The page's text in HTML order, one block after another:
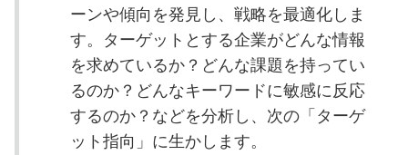
ーンや傾向を発見し、戦略を最適化しま
す。ターゲットとする企業がどんな情報
を求めているか？どんな課題を持ってい
るのか？どんなキーワードに敏感に反応
するのか？などを分析し、次の「ターゲ
ット指向」に生かします。